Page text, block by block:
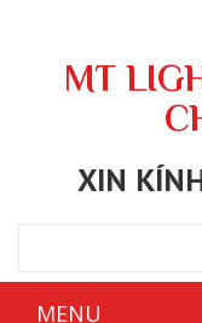
MT
XIN
MENU